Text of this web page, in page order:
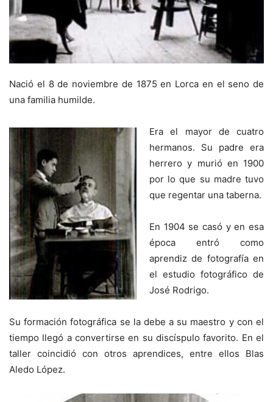
Nació el 8 de noviembre de 1875 en Lorca en el seno de
una familia humilde.
Era el mayor de cuatro
hermanos. Su padre era
herrero y murió en 1900
por lo que su madre tuvo
que regentar una taberna.
En 1904 se casó y en esa
época entró como
aprendiz de fotografía en
el estudio fotográfico de
José Rodrigo.
Su formación fotográfica se la debe a su maestro y con el
tiempo llegó a convertirse en su discíspulo favorito. En el
taller coincidió con otros aprendices, entre ellos Blas
Aledo López.